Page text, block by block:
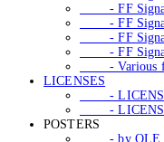
- FF Signa
- FF Signa
- FF Signa
- FF Signa
- Various
LICENSES
-
-
POSTERS
- by OLE